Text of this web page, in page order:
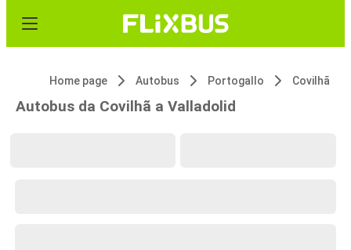
Home page Autobus Portogallo Covilhã
Autobus da Covilhã a Valladolid